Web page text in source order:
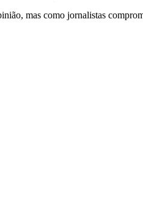
mas como jornalistas